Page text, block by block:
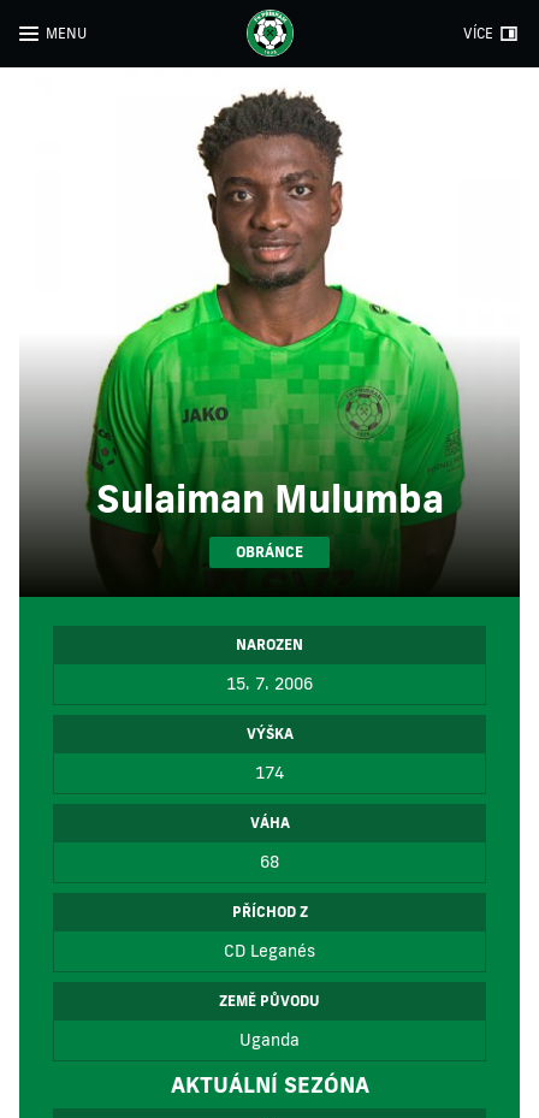
MENU VÍCE
Sulaiman Mulumba
OBRÁNCE
NAROZEN
15. 7. 2006
VÝŠKA
174
VÁHA
68
PŘÍCHOD Z
CD Leganés
ZEMĚ PŮVODU
Uganda
AKTUÁLNÍ SEZÓNA